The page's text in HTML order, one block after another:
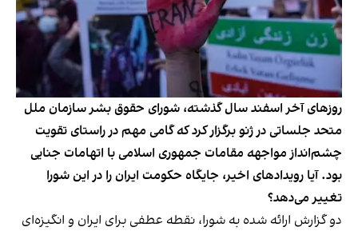
روزهای آخر اسفند سال گذشته، شورای حقوق بشر سازمان ملل
متحد جلساتی در ژنو برگزار کرد که گامی مهم در راستای تقویت
چشم‌انداز مواجهه مقامات جمهوری اسلامی با اتهامات جنایی
بود. آیا رویدادهای اخیر، جایگاه حکومت ایران را در این شورا
تغییر می‌دهد؟
دو گزارش ارائه شده به شورا، نقطه عطفی برای ایران و انگیزه‌ای